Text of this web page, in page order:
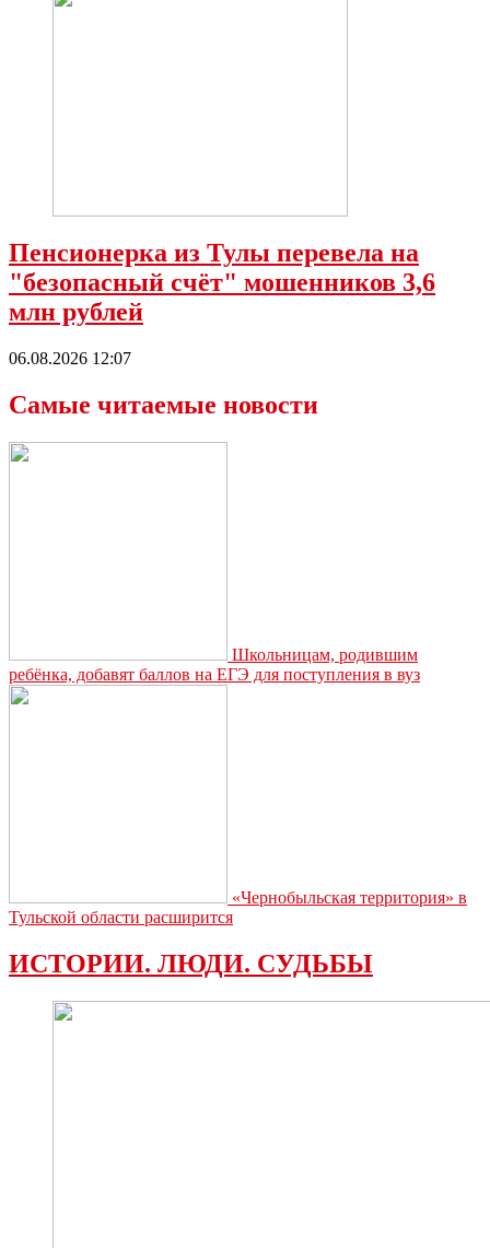
Пенсионерка из Тулы перевела на
"безопасный счёт" мошенников 3,6
млн рублей
06.08.2026 12:07
Самые читаемые новости
Школьницам, родившим
ребёнка, добавят баллов на ЕГЭ для поступления в вуз
«Чернобыльская территория» в
Тульской области расширится
ИСТОРИИ. ЛЮДИ. СУДЬБЫ